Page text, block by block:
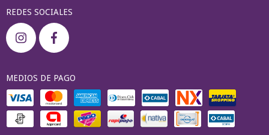
REDES SOCIALES
MEDIOS DE PAGO